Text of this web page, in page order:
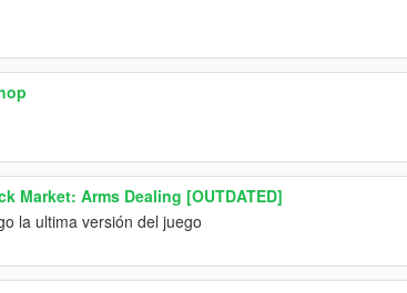
Market: Arms Dealing [OUTDATED]
la ultima versión del juego